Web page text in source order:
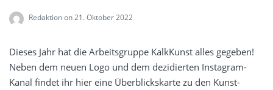
Redaktionon 21. Oktober 2022
Dieses Jahr hat die Arbeitsgruppe KalkKunst alles gegeben!
Neben dem neuen Logo und dem dezidierten Instagram-
Kanal findet ihr hier eine Überblickskarte zu den Kunst-